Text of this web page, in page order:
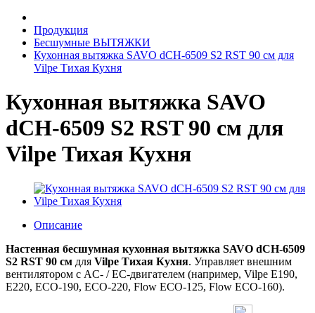
Продукция
Бесшумные ВЫТЯЖКИ
Кухонная вытяжка SAVO dCH-6509 S2 RST 90 см для
Vilpe Тихая Кухня
Кухонная вытяжка SAVO
dCH-6509 S2 RST 90 см для
Vilpe Тихая Кухня
Описание
Настенная бесшумная кухонная вытяжка SAVO dCH-6509
S2 RST 90 см для Vilpe Тихая Кухня. Управляет внешним
вентилятором с AC- / EC-двигателем (например, Vilpe E190,
E220, ECO-190, ECO-220, Flow ECO-125, Flow ECO-160).